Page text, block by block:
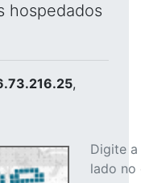
hospedados
,
Digite
lado no